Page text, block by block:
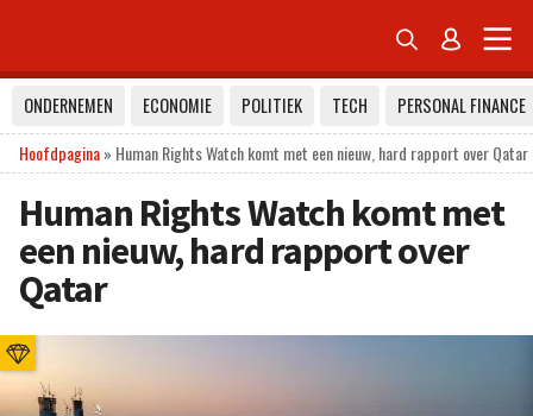
 
ONDERNEMEN ECONOMIE POLITIEK TECH
PERSONAL FINANCE
Hoofdpagina» Human Rights Watch komt met een nieuw, hard rapport over Qatar
Human Rights Watch komt met
een nieuw, hard rapport over
Qatar